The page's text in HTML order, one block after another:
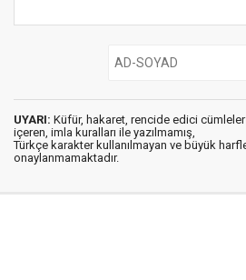
UYARI: Küfür, hakaret, rencide edici cümleler
içeren, imla kuralları ile yazılmamış,
Türkçe karakter kullanılmayan ve büyük
onaylanmamaktadır.